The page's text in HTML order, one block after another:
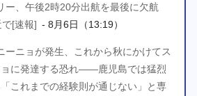
ー、午後2時20分出航を最後に欠航
[速報] - 8月6日（13:19）
ーニョが発生、これから秋にかけてス
ョに発達する恐れ――鹿児島では猛烈
これまでの経験則が通じない」と専